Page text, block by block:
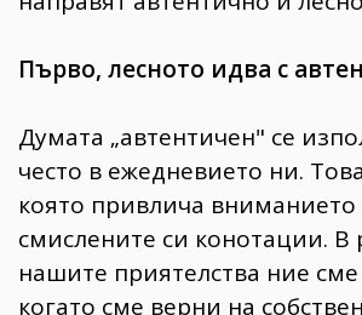
Първо, лесното идва с
Думата „автентичен" се
често в ежедневието ни.
която привлича
смислените си конотации. В
нашите приятелства ние
когато сме верни на